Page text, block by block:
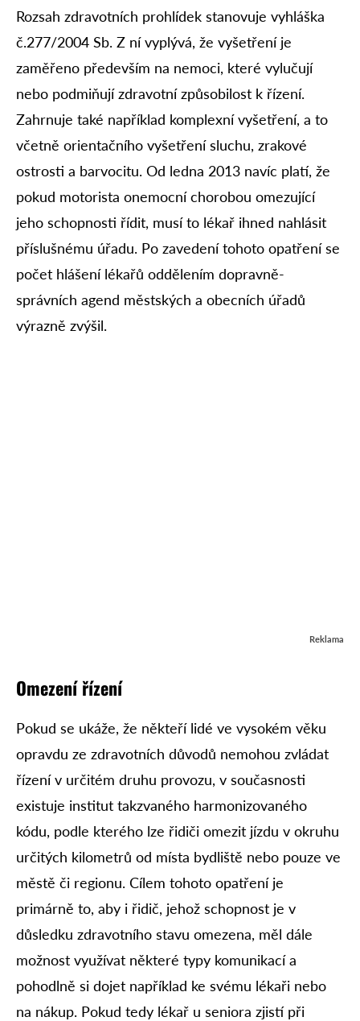
Rozsah zdravotních prohlídek stanovuje vyhláška
č.277/2004 Sb. Z ní vyplývá, že vyšetření je
zaměřeno především na nemoci, které vylučují
nebo podmiňují zdravotní způsobilost k řízení.
Zahrnuje také například komplexní vyšetření, a to
včetně orientačního vyšetření sluchu, zrakové
ostrosti a barvocitu. Od ledna 2013 navíc platí, že
pokud motorista onemocní chorobou omezující
jeho schopnosti řídit, musí to lékař ihned nahlásit
příslušnému úřadu. Po zavedení tohoto opatření se
počet hlášení lékařů oddělením dopravně-
správních agend městských a obecních úřadů
výrazně zvýšil.
Reklama
Omezení řízení
Pokud se ukáže, že někteří lidé ve vysokém věku
opravdu ze zdravotních důvodů nemohou zvládat
řízení v určitém druhu provozu, v současnosti
existuje institut takzvaného harmonizovaného
kódu, podle kterého lze řidiči omezit jízdu v okruhu
určitých kilometrů od místa bydliště nebo pouze ve
městě či regionu. Cílem tohoto opatření je
primárně to, aby i řidič, jehož schopnost je v
důsledku zdravotního stavu omezena, měl dále
možnost využívat některé typy komunikací a
pohodlně si dojet například ke svému lékaři nebo
na nákup. Pokud tedy lékař u seniora zjistí při